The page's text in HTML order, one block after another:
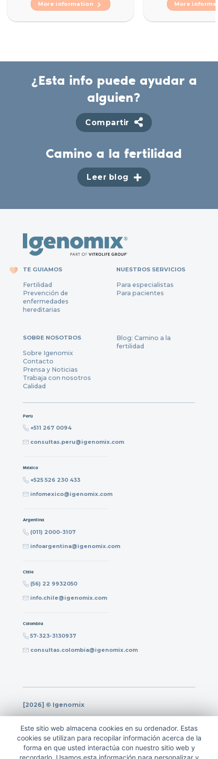
More information More
¿Esta info puede ayudar a
alguien?
Compartir
Camino a la fertilidad
Leer blog
TE GUIAMOS
Fertilidad
Prevención de
enfermedades
hereditarias
NUESTROS SERVICIOS
Para especialistas
Para pacientes
SOBRE NOSOTROS
Sobre Igenomix
Contacto
Prensa y Noticias
Trabaja con nosotros
Calidad
Blog: Camino a la
fertilidad
Perú
+511 267 0094
consultas.peru@igenomix.com
México
+525 526 230 433
infomexico@igenomix.com
Argentina
(011) 2000-3107
infoargentina@igenomix.com
Chile
(56) 22 9932050
info.chile@igenomix.com
Colombia
57-323-3130937
consultas.colombia@igenomix.com
[2026] © Igenomix
Política de calidad
Nota legal
Este sitio web almacena cookies en su ordenador. Estas
cookies se utilizan para recopilar información acerca de la
forma en que usted interactúa con nuestro sitio web y
recordarlo. Usamos esta información para personalizar y